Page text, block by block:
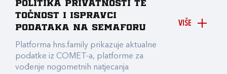
VIŠE
Politika privatnosti te
točnost i ispravci
podataka na Semaforu
Platforma hns.family prikazuje aktualne
podatke iz COMET-a, platforme za
vođenje nogometnih natjecanja